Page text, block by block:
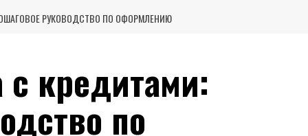
РУКОВОДСТВО ПО ОФОРМЛЕНИЮ
с кредитами:
по